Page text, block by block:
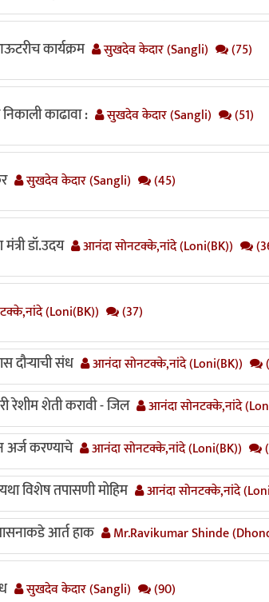
कार्यक्रम सुखदेव केदार (Sangli) (75)
काढावा : सुखदेव केदार (Sangli) (51)
सुखदेव केदार (Sangli) (45)
डॉ.उदय आनंदा सोनटक्के,नांदे (Loni(BK))
(Loni(BK)) (37)
दौऱ्याची संध आनंदा सोनटक्के,नांदे (Loni(BK))
रेशीम शेती करावी - जिल आनंदा सोनटक्के,नांदे
अर्ज करण्याचे आनंदा सोनटक्के,नांदे (Loni(BK))
विशेष तपासणी मोहिम आनंदा सोनटक्के,नांदे
आर्त हाक Mr.Ravikumar Shinde
सुखदेव केदार (Sangli) (90)